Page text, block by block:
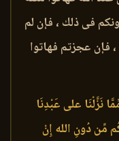
فى ذلك ، فإن لم
فإن عجزتم فهاتوا
نَزَّلْنَا على عَبْدِنَا
مِّن دُونِ الله إِنْ